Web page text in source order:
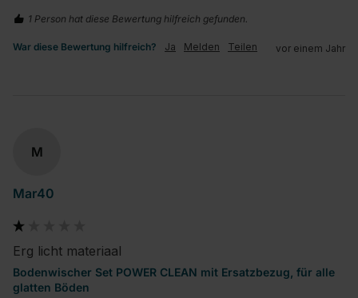
1 Person hat diese Bewertung hilfreich gefunden.
War diese Bewertung hilfreich? Ja Melden Teilen vor einem Jahr
M
Mar40
Erg licht materiaal
Bodenwischer Set POWER CLEAN mit Ersatzbezug, für alle
glatten Böden